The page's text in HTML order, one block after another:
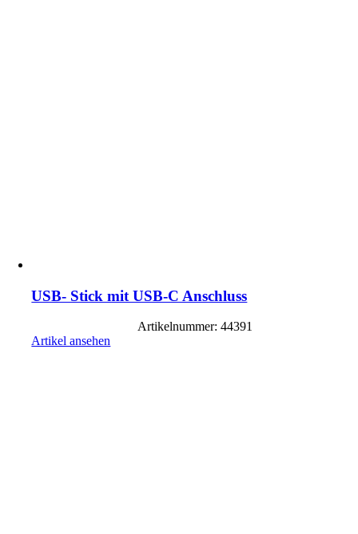
USB- Stick mit USB-C Anschluss
Artikelnummer: 44391
Artikel ansehen